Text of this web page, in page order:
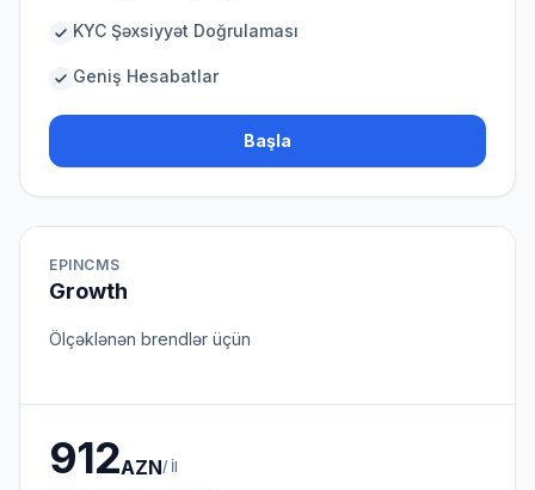
KYC Şəxsiyyət Doğrulaması
Geniş Hesabatlar
Başla
EPINCMS
Growth
Ölçəklənən brendlər üçün
912AZN/ İl